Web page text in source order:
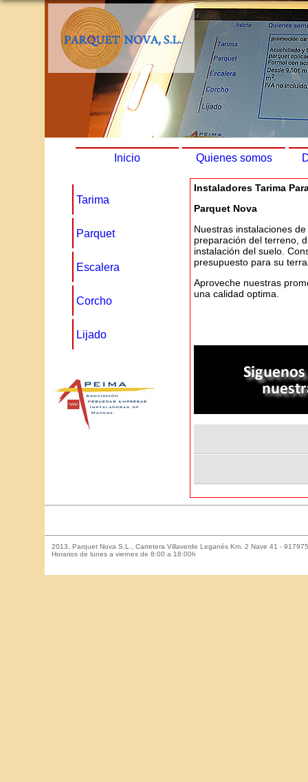
Inicio Quienes somos
Tarima
Parquet
Escalera
Corcho
Lijado
Instaladores Tarima
Parquet Nova
Nuestras instalaciones
preparación del terreno,
instalación del suelo.
presupuesto para su
Aproveche nuestras
una calidad optima.
2013, Parquet Nova S.L., Carretera Villaverde Leganés Km. 2 Nave 41 -
Horarios de lunes a viernes de 8:00 a 18:00h